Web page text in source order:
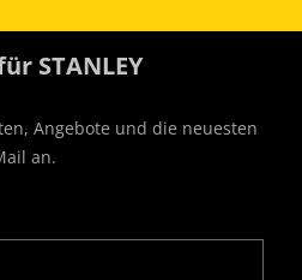
STANLEY
Angebote und die neuesten
an.